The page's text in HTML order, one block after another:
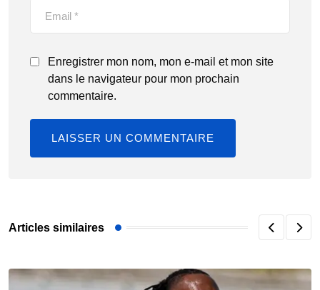
Enregistrer mon nom, mon e-mail et mon site
dans le navigateur pour mon prochain
commentaire.
Articles similaires